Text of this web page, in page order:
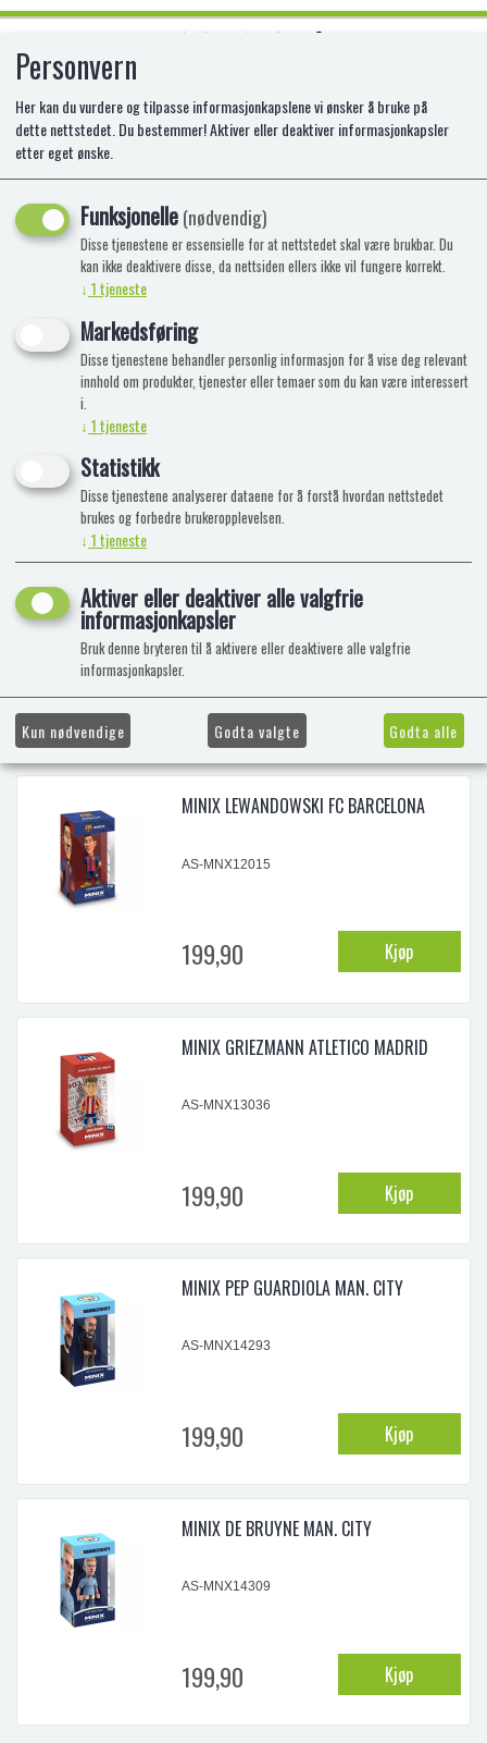
Viser 6 produkter
MINIX NARUTO NARUTO
AS-MNX11308
...
MINIX SASUKE NARUTO
AS-MNX11315
MINIX samlefigur 12 cm
Sasuke Naruto
...
199,90 Kjøp
MINIX LEWANDOWSKI FC BARCELONA
AS-MNX12015
199,90 Kjøp
MINIX GRIEZMANN ATLETICO MADRID
AS-MNX13036
199,90 Kjøp
MINIX PEP GUARDIOLA MAN. CITY
AS-MNX14293
199,90 Kjøp
MINIX DE BRUYNE MAN. CITY
AS-MNX14309
199,90 Kjøp
Personvern
Her kan du vurdere og tilpasse informasjonkapslene vi ønsker å bruke på
dette nettstedet. Du bestemmer! Aktiver eller deaktiver informasjonkapsler
etter eget ønske.
Funksjonelle(nødvendig)
Disse tjenestene er essensielle for at nettstedet skal være brukbar. Du
kan ikke deaktivere disse, da nettsiden ellers ikke vil fungere korrekt.
↓ 1tjeneste
Markedsføring
Disse tjenestene behandler personlig informasjon for å vise deg relevant
innhold om produkter, tjenester eller temaer som du kan være interessert
i.
↓ 1tjeneste
Statistikk
Disse tjenestene analyserer dataene for å forstå hvordan nettstedet
brukes og forbedre brukeropplevelsen.
↓ 1tjeneste
Aktiver eller deaktiver alle valgfrie
informasjonkapsler
Bruk denne bryteren til å aktivere eller deaktivere alle valgfrie
informasjonkapsler.
Kun nødvendige Godta valgte Godta alle